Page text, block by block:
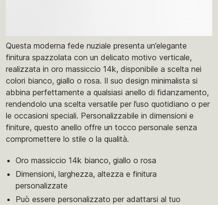
Questa moderna fede nuziale presenta un’elegante
finitura spazzolata con un delicato motivo verticale,
realizzata in oro massiccio 14k, disponibile a scelta nei
colori bianco, giallo o rosa. Il suo design minimalista si
abbina perfettamente a qualsiasi anello di fidanzamento,
rendendolo una scelta versatile per l’uso quotidiano o per
le occasioni speciali. Personalizzabile in dimensioni e
finiture, questo anello offre un tocco personale senza
compromettere lo stile o la qualità.
Oro massiccio 14k bianco, giallo o rosa
Dimensioni, larghezza, altezza e finitura
personalizzate
Può essere personalizzato per adattarsi al tuo